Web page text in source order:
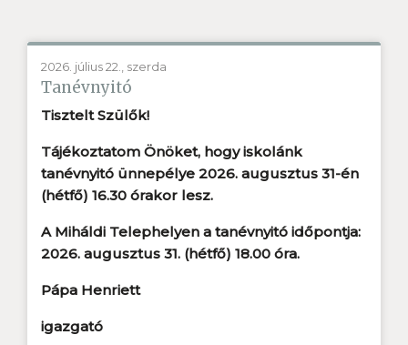
2026. július 22., szerda
Tanévnyitó
Tisztelt Szülők!
Tájékoztatom Önöket, hogy iskolánk
tanévnyitó ünnepélye 2026. augusztus 31-én
(hétfő) 16.30 órakor lesz.
A Miháldi Telephelyen a tanévnyitó időpontja:
2026. augusztus 31. (hétfő) 18.00 óra.
Pápa Henriett
igazgató